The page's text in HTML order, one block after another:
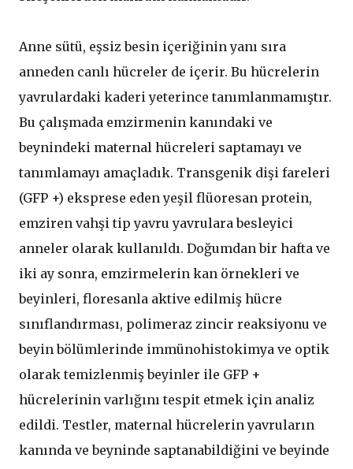
Anne sütü, eşsiz besin içeriğinin yanı sıra
anneden canlı hücreler de içerir. Bu hücrelerin
yavrulardaki kaderi yeterince tanımlanmamıştır.
Bu çalışmada emzirmenin kanındaki ve
beynindeki maternal hücreleri saptamayı ve
tanımlamayı amaçladık. Transgenik dişi fareleri
(GFP +) eksprese eden yeşil flüoresan protein,
emziren vahşi tip yavru yavrulara besleyici
anneler olarak kullanıldı. Doğumdan bir hafta ve
iki ay sonra, emzirmelerin kan örnekleri ve
beyinleri, floresanla aktive edilmiş hücre
sınıflandırması, polimeraz zincir reaksiyonu ve
beyin bölümlerinde immünohistokimya ve optik
olarak temizlenmiş beyinler ile GFP +
hücrelerinin varlığını tespit etmek için analiz
edildi. Testler, maternal hücrelerin yavruların
kanında ve beyninde saptanabildiğini ve beyinde